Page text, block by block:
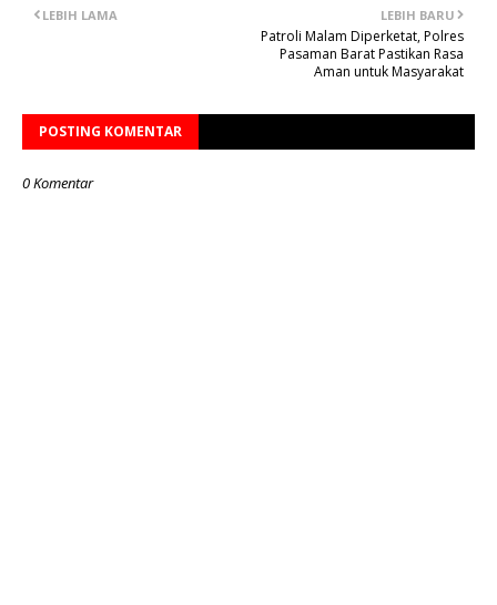
LEBIH BARU
Patroli Malam Diperketat, Polres
Pasaman Barat Pastikan Rasa
Aman untuk Masyarakat
LEBIH LAMA
POSTING KOMENTAR
0 Komentar